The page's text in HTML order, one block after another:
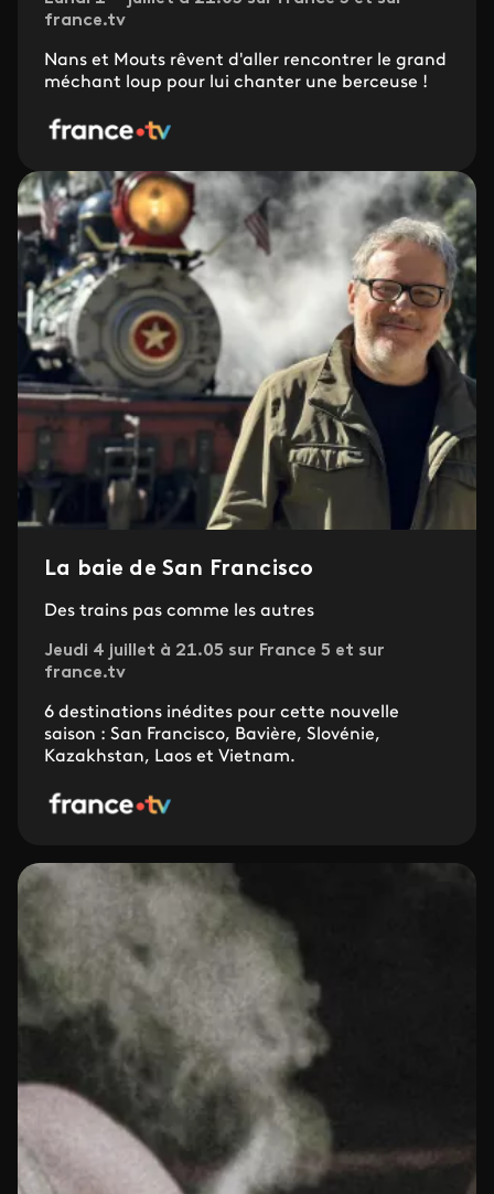
france.tv
Nans et Mouts rêvent d'aller rencontrer le grand
méchant loup pour lui chanter une berceuse !
La baie de San Francisco
Des trains pas comme les autres
Jeudi 4 juillet à 21.05 sur France 5 et sur
france.tv
6 destinations inédites pour cette nouvelle
saison : San Francisco, Bavière, Slovénie,
Kazakhstan, Laos et Vietnam.